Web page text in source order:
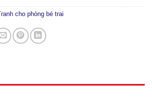
cho phòng bé trai